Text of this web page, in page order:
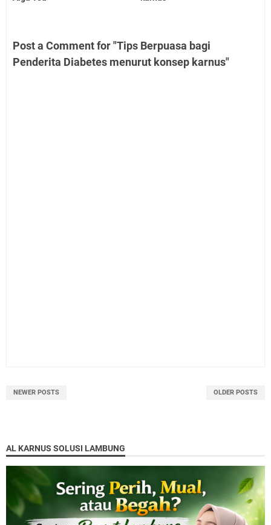
Post a Comment for "Tips Berpuasa bagi
Penderita Diabetes menurut konsep karnus"
NEWER POSTS OLDER POSTS
AL KARNUS SOLUSI LAMBUNG